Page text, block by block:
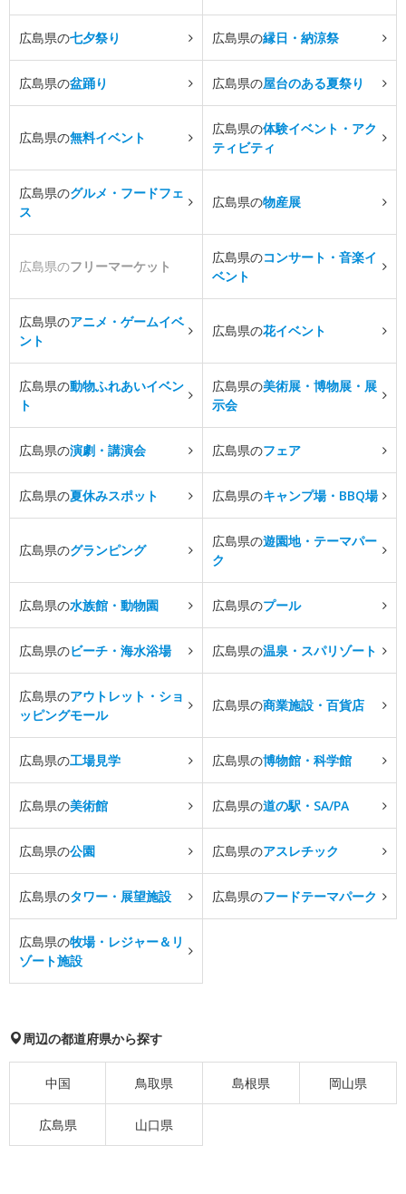
広島県の七夕祭り 広島県の縁日・納涼祭
広島県の盆踊り 広島県の屋台のある夏祭り
広島県の無料イベント
広島県の体験イベント・アク
ティビティ
広島県のグルメ・フードフェ
ス
広島県の物産展
広島県のフリーマーケット
広島県のコンサート・音楽イ
ベント
広島県のアニメ・ゲームイベ
ント
広島県の花イベント
広島県の動物ふれあいイベン
ト
広島県の美術展・博物展・展
示会
広島県の演劇・講演会 広島県のフェア
広島県の夏休みスポット 広島県のキャンプ場・BBQ場
広島県のグランピング
広島県の遊園地・テーマパー
ク
広島県の水族館・動物園 広島県のプール
広島県のビーチ・海水浴場 広島県の温泉・スパリゾート
広島県のアウトレット・ショ
ッピングモール
広島県の商業施設・百貨店
広島県の工場見学 広島県の博物館・科学館
広島県の美術館 広島県の道の駅・SA/PA
広島県の公園 広島県のアスレチック
広島県のタワー・展望施設 広島県のフードテーマパーク
広島県の牧場・レジャー＆リ
ゾート施設
周辺の都道府県から探す
中国 鳥取県 島根県 岡山県
広島県 山口県